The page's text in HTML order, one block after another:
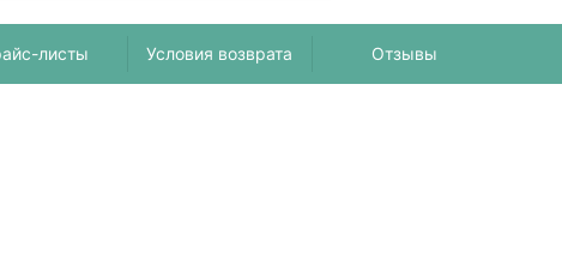
листы Условия возврата Отзывы